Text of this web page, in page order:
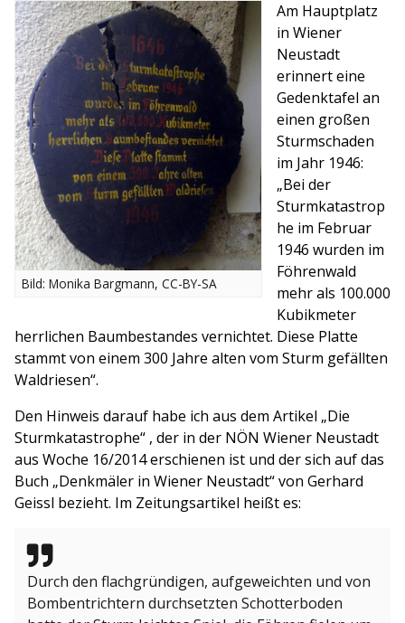
Bild: Monika Bargmann, CC-BY-SA
Am Hauptplatz
in Wiener
Neustadt
erinnert eine
Gedenktafel an
einen großen
Sturmschaden
im Jahr 1946:
„Bei der
Sturmkatastrop
he im Februar
1946 wurden im
Föhrenwald
mehr als 100.000
Kubikmeter
herrlichen Baumbestandes vernichtet. Diese Platte
stammt von einem 300 Jahre alten vom Sturm gefällten
Waldriesen“.
Den Hinweis darauf habe ich aus dem Artikel „Die
Sturmkatastrophe“ , der in der NÖN Wiener Neustadt
aus Woche 16/2014 erschienen ist und der sich auf das
Buch „Denkmäler in Wiener Neustadt“ von Gerhard
Geissl bezieht. Im Zeitungsartikel heißt es:
Durch den flachgründigen, aufgeweichten und von
Bombentrichtern durchsetzten Schotterboden